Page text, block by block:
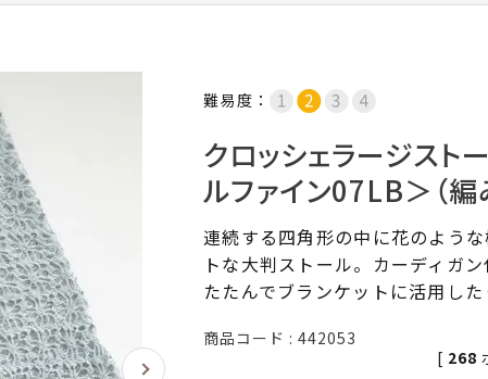
難易度：
クロッシェラージスト
ルファイン07LB＞（編
連続する四角形の中に花のよう
トな大判ストール。カーディガ
たたんでブランケットに活用した
商品コード 442053
[ 268